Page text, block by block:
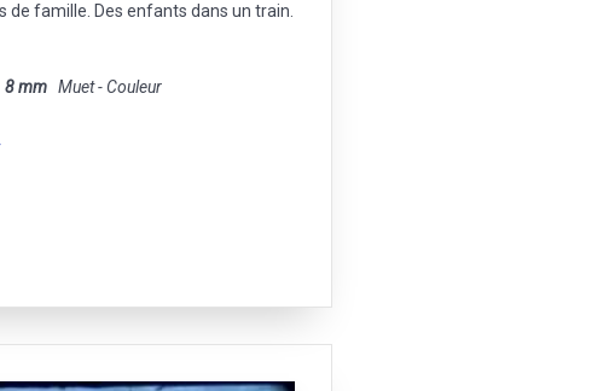
de famille. Des enfants dans un train.
8 mm Muet - Couleur